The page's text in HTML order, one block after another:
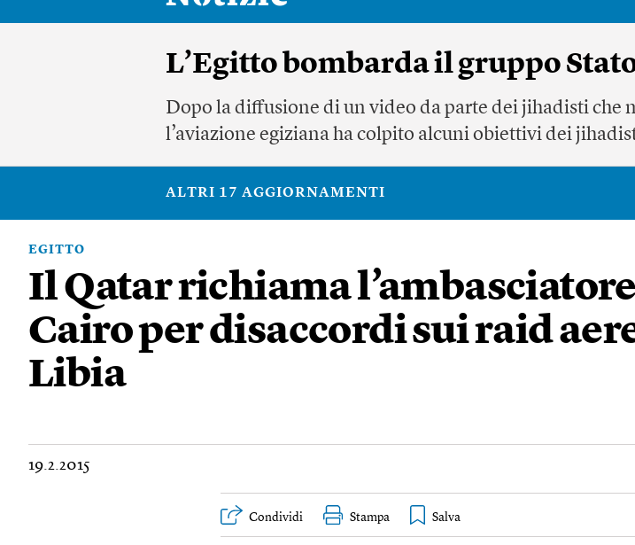
L’Egitto bombarda il gruppo
Dopo la diffusione di un video da parte dei jihadisti che
l’aviazione egiziana ha colpito alcuni obiettivi dei
ALTRI 17 AGGIORNAMENTI
EGITTO
Il Qatar richiama
Cairo per disaccordi sui raid
Libia
19.2.2015
Condividi Stampa